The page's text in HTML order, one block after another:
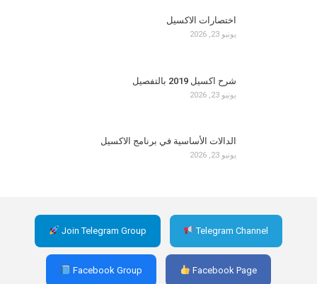
اختصارات الاكسيل
يونيو 23, 2026
شرح اكسيل 2019 بالتفصيل
يونيو 23, 2026
الدالات الأساسية في برنامج الاكسيل
يونيو 23, 2026
Join Telegram Group Telegram Channel
Facebook Group Facebook Page